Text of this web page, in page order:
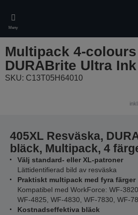
main
content
Meny
Multipack 4-
DURABrite Ultra Ink
SKU: C13T05H64010
405XL Resväska,
bläck, Multipack, 4
Välj standard- eller XL-patroner
Lättidentifierad bild av resväska
Praktiskt multipack med fyra färger
Kompatibel med WorkForce: WF-
WF-4825, WF-4830, WF-7830, WF-
Kostnadseffektiva bläck